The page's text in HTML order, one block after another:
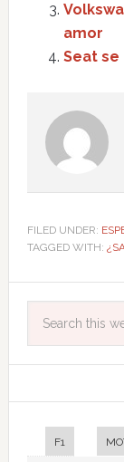
amor
Seat
FILED UNDER:
TAGGED WITH:
F1